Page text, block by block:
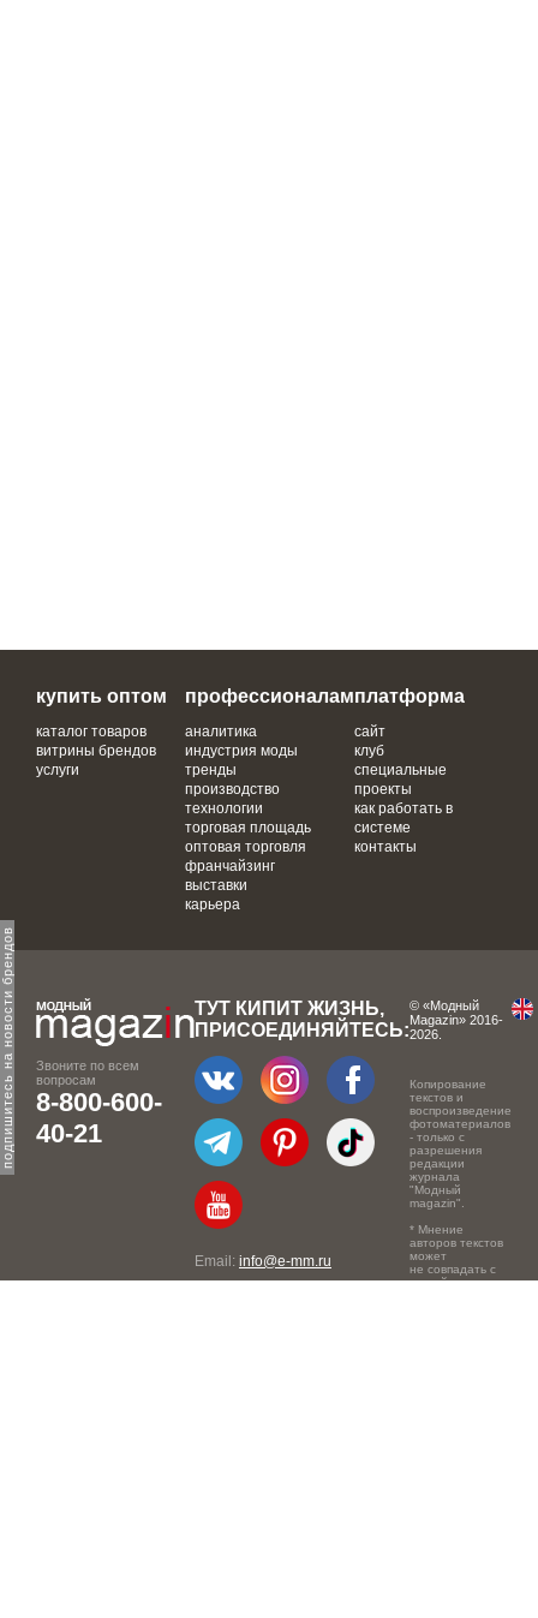
подпишитесь на новости брендов
купить оптом
каталог товаров
витрины брендов
услуги
профессионалам
аналитика
индустрия моды
тренды
производство
технологии
торговая площадь
оптовая торговля
франчайзинг
выставки
карьера
платформа
сайт
клуб
специальные
проекты
как работать в
системе
контакты
Звоните по всем
вопросам
8-800-600-
40-21
ТУТ КИПИТ ЖИЗНЬ,
ПРИСОЕДИНЯЙТЕСЬ:
Email: info@e-mm.ru
© «Модный
Magazin» 2016-
2026.
Копирование
текстов и
воспроизведение
фотоматериалов
- только с
разрешения
редакции
журнала
"Модный
magazin".
* Мнение
авторов текстов
может
не совпадать с
точкой зрения